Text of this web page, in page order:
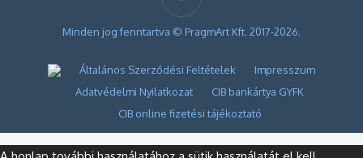
Minden jog fenntartva © PragmArt Kft. 2017-2026.
Általános Szerződési Feltételek
Impresszum
Adatvédelmi Nyilatkozat
CIB bankártya GYFK
CIB online fizetési tájékoztató